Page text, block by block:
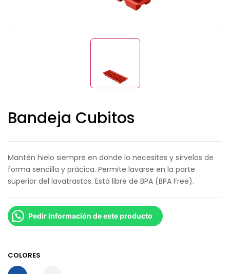
Bandeja Cubitos
Mantén hielo siempre en donde lo necesites y sírvelos de
forma sencilla y prácica. Permite lavarse en la parte
superior del lavatrastos. Está libre de BPA (BPA Free).
Pedir información de este producto
COLORES